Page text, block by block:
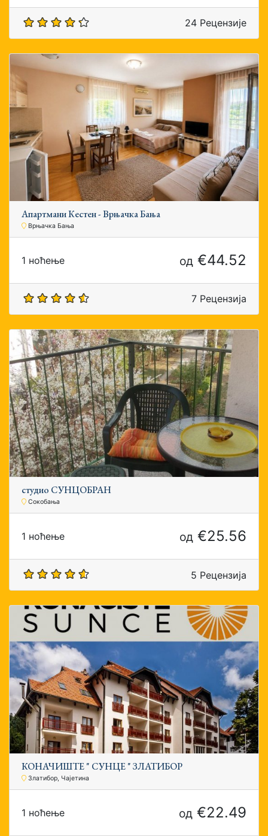
24 Рецензије
Апартмани Кестен - Врњачка Бања
Врњачка Бања
1 ноћење од €44.52
7 Рецензија
студио СУНЦОБРАН
Сокобања
1 ноћење од €25.56
5 Рецензија
КОНАЧИШТЕ " СУНЦЕ " ЗЛАТИБОР
Златибор, Чајетина
1 ноћење од €22.49